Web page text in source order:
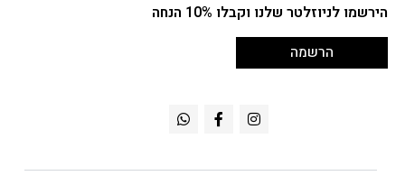
הירשמו לניוזלטר שלנו וקבלו 10% הנחה
הרשמה